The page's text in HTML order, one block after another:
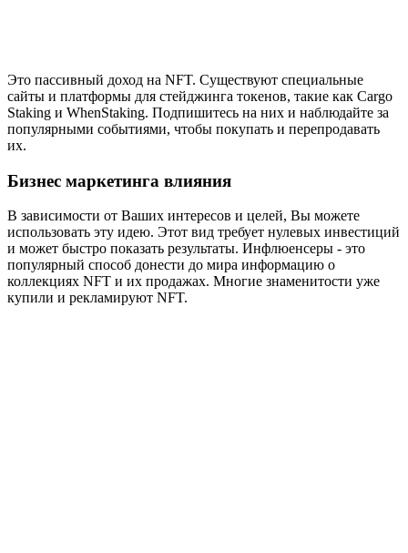
Это пассивный доход на NFT. Существуют специальные
сайты и платформы для стейджинга токенов, такие как Cargo
Staking и WhenStaking. Подпишитесь на них и наблюдайте за
популярными событиями, чтобы покупать и перепродавать
их.
Бизнес маркетинга влияния
В зависимости от Ваших интересов и целей, Вы можете
использовать эту идею. Этот вид требует нулевых инвестиций
и может быстро показать результаты. Инфлюенсеры - это
популярный способ донести до мира информацию о
коллекциях NFT и их продажах. Многие знаменитости уже
купили и рекламируют NFT.